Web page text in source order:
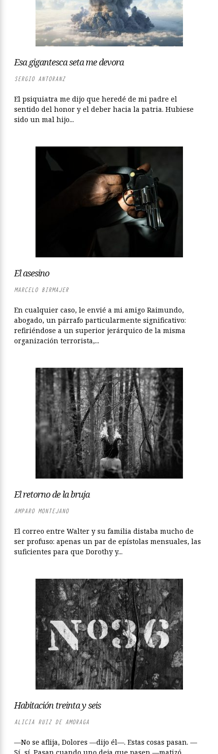
Esa gigantesca seta me devora
SERGIO ANTORANZ
El psiquiatra me dijo que heredé de mi padre el
sentido del honor y el deber hacia la patria. Hubiese
sido un mal hijo...
El asesino
MARCELO BIRMAJER
En cualquier caso, le envié a mi amigo Raimundo,
abogado, un párrafo particularmente significativo:
refiriéndose a un superior jerárquico de la misma
organización terrorista,...
El retorno de la bruja
AMPARO MONTEJANO
El correo entre Walter y su familia distaba mucho de
ser profuso: apenas un par de epístolas mensuales, las
suficientes para que Dorothy y...
Habitación treinta y seis
ALICIA RUIZ DE AMORAGA
—No se aflija, Dolores —dijo él—. Estas cosas pasan. —